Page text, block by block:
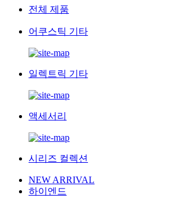
전체 제품
어쿠스틱 기타
일렉트릭 기타
액세서리
시리즈 컬렉션
NEW ARRIVAL
하이엔드